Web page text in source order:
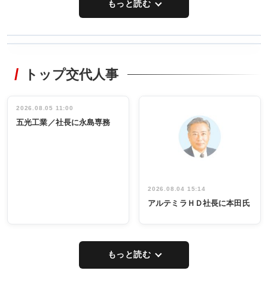
もっと読む
非鉄業界で
インタビュ
ー／社内ア
タックトレー
祝う 業界関
係者ら220人
出席
トップ交代人事
2026.08.05 11:00
五光工業／社長に永島専務
2026.08.04 15:14
アルテミラＨＤ社長に本田氏
もっと読む